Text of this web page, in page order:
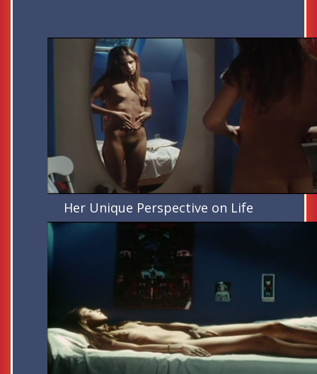
Her Unique Perspective on Life